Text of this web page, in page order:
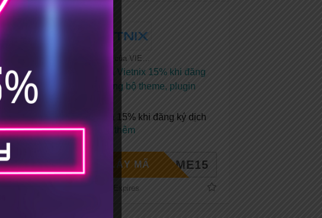
Mã giảm giá Vietnix 15% khi đăng
ký mới + Tặng bộ theme, plugin
Mã giảm giá 15% khi đăng ký dịch
vụ tại... Xem thêm
ELCOME15
LẤY MÃ
No Expires